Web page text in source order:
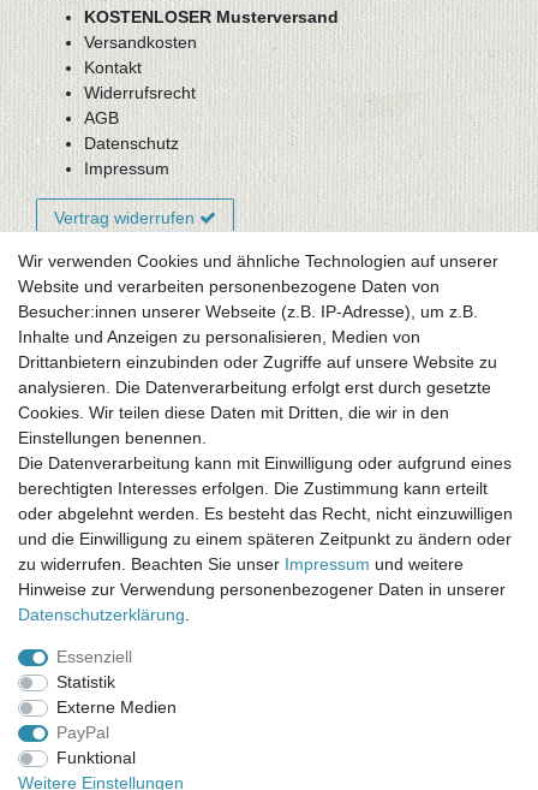
KOSTENLOSER Musterversand
Versandkosten
Kontakt
Widerrufsrecht
AGB
Datenschutz
Impressum
Vertrag widerrufen
Newsletter-Anmeldung
FAQ / Fragen
Mein Warenkorb
Mein Merkzettel
Mein Konto
UNSER LADENGESCHÄFT
Gottlieb-Daimler-Str. 10
33334 Gütersloh
ÖFFNUNGSZEITEN
Montag - Dienstag: 8.00 - 18.00 Uhr, Mittwoch Ruhetag,
Donnerstag: 8.00 - 18.00 Uhr, Freitag 8.00 - 14.00 Uhr
KUNDENSERVICE
Telefon: (05241) 403 22 38
E-Mail: info@stoffamstueck.de
Wir verwenden Cookies und ähnliche Technologien auf unserer
Website und verarbeiten personenbezogene Daten von
Besucher:innen unserer Webseite (z.B. IP-Adresse), um z.B.
Inhalte und Anzeigen zu personalisieren, Medien von
Drittanbietern einzubinden oder Zugriffe auf unsere Website zu
analysieren. Die Datenverarbeitung erfolgt erst durch gesetzte
Cookies. Wir teilen diese Daten mit Dritten, die wir in den
Einstellungen benennen.
Die Datenverarbeitung kann mit Einwilligung oder aufgrund eines
berechtigten Interesses erfolgen. Die Zustimmung kann erteilt
oder abgelehnt werden. Es besteht das Recht, nicht einzuwilligen
und die Einwilligung zu einem späteren Zeitpunkt zu ändern oder
zu widerrufen. Beachten Sie unser Impressum und weitere
Hinweise zur Verwendung personenbezogener Daten in unserer
Daten­schutz­erklärung
Essenziell
Statistik
Externe Medien
PayPal
Funktional
Weitere Einstellungen